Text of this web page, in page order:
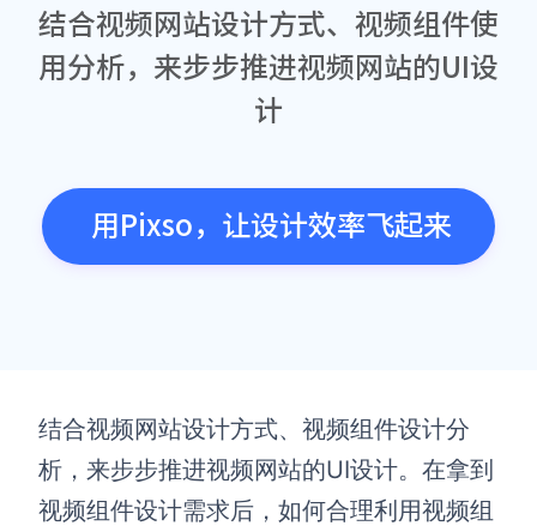
结合视频网站设计方式、视频组件使
用分析，来步步推进视频网站的UI设
计
用Pixso，让设计效率飞起来
结合视频网站设计方式、视频组件设计分
析，来步步推进视频网站的UI设计。在拿到
视频组件设计需求后，如何合理利用视频组